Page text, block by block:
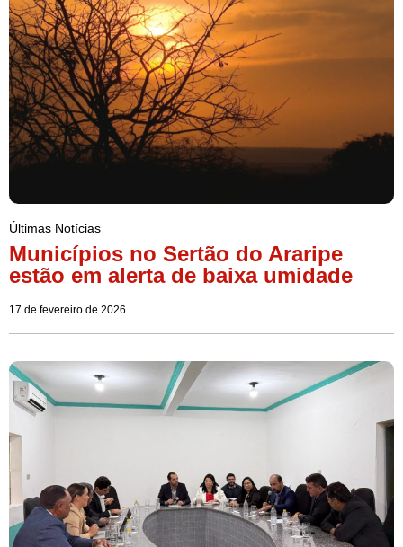
Últimas Notícias
Municípios no Sertão do Araripe
estão em alerta de baixa umidade
17 de fevereiro de 2026